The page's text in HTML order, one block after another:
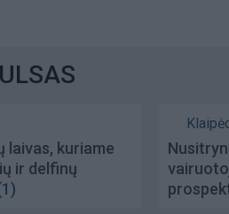
laivas, kuriame
ir delfinų